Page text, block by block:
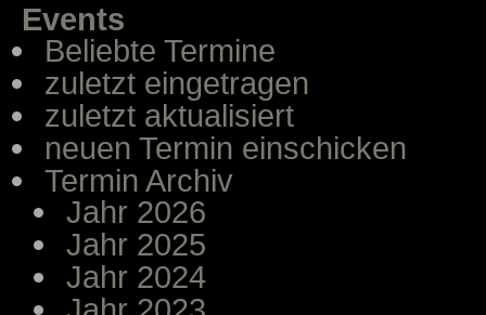
Events
Beliebte Termine
zuletzt eingetragen
zuletzt aktualisiert
neuen Termin einschicken
Termin Archiv
Jahr 2026
Jahr 2025
Jahr 2024